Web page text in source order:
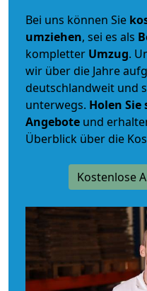
Bei uns können Sie
umziehen, sei es als
kompletter Umzug.
wir über die Jahre
deutschlandweit und
unterwegs. Holen
Angebote und
Überblick über die
Kostenlose